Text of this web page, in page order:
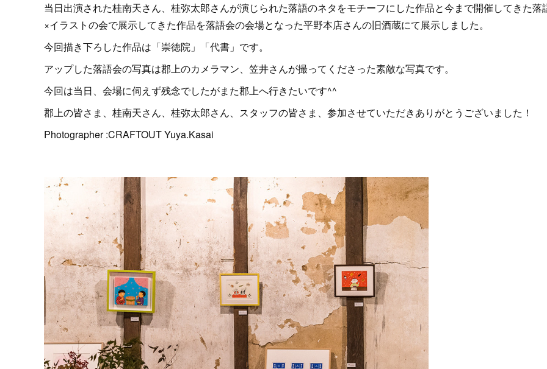
当日出演された桂南天さん、桂弥太郎さんが演じられた落語のネタをモチーフにした作品と今まで開催してきた落
×イラストの会で展示してきた作品を落語会の会場となった平野本店さんの旧酒蔵にて展示しました。
今回描き下ろした作品は「崇徳院」「代書」です。
アップした落語会の写真は郡上のカメラマン、笠井さんが撮ってくださった素敵な写真です。
今回は当日、会場に伺えず残念でしたがまた郡上へ行きたいです^^
郡上の皆さま、桂南天さん、桂弥太郎さん、スタッフの皆さま、参加させていただきありがとうございました！
Photographer :CRAFTOUT Yuya.Kasai